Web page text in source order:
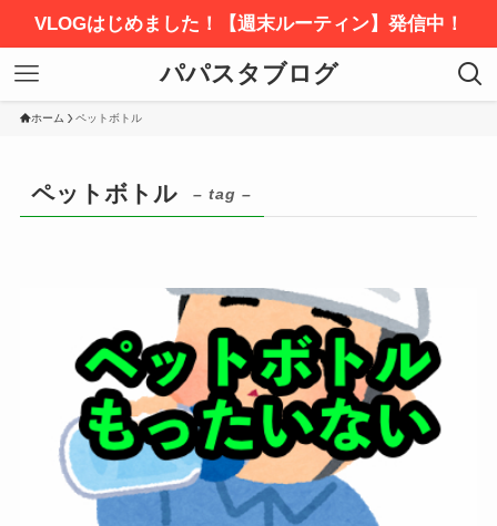
VLOGはじめました！【週末ルーティン】発信中！
パパスタブログ
ホーム ペットボトル
ペットボトル – tag –